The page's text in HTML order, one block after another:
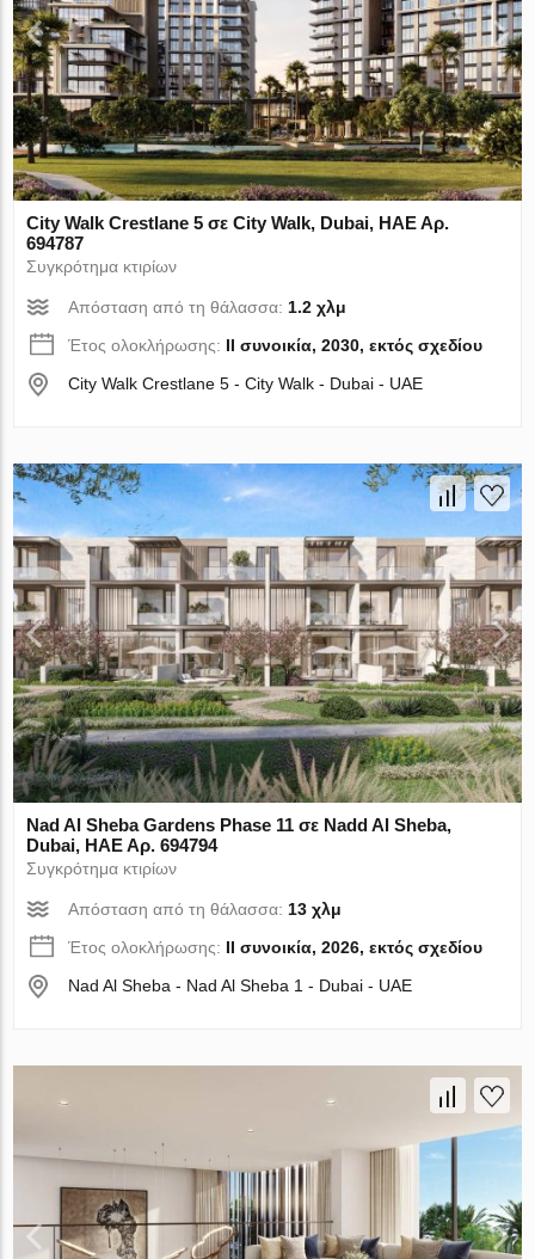
City Walk Crestlane 5 σε City Walk, Dubai, ΗΑΕ Αρ.
694787
Συγκρότημα κτιρίων
Απόσταση από τη θάλασσα:1.2 χλμ
Έτος ολοκλήρωσης: II συνοικία, 2030, εκτός σχεδίου
City Walk Crestlane 5 - City Walk - Dubai - UAE
Nad Al Sheba Gardens Phase 11 σε Nadd Al Sheba,
Dubai, ΗΑΕ Αρ. 694794
Συγκρότημα κτιρίων
Απόσταση από τη θάλασσα: 13 χλμ
Έτος ολοκλήρωσης: II συνοικία, 2026, εκτός σχεδίου
Nad Al Sheba - Nad Al Sheba 1 - Dubai - UAE